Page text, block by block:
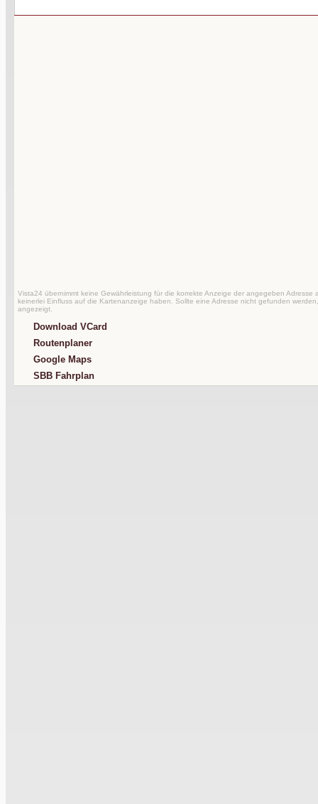
Vista24 übernimmt keine Gewährleistung für die korrekte Anzeige der angegeben Adresse
keinerlei Einfluss auf die Kartenanzeige haben. Sollte eine Adresse nicht gefunden
angezeigt.
Download VCard
Routenplaner
Google Maps
SBB Fahrplan